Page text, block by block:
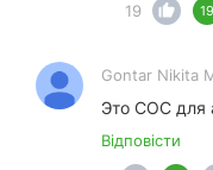
19
19
Gontar Nikita
Это СОС для
Відповісти